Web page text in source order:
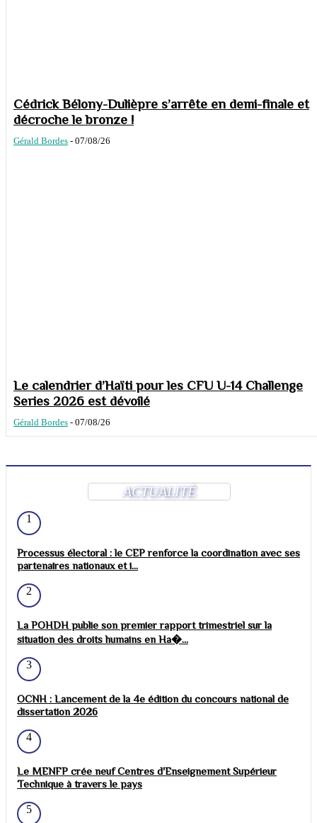
Cédrick Bélony-Dulièpre s’arrête en demi-finale et
décroche le bronze !
Gérald Bordes - 07/08/26
Le calendrier d’Haïti pour les CFU U-14 Challenge
Series 2026 est dévoilé
Gérald Bordes - 07/08/26
ACTUALITÉ
1
Processus électoral : le CEP renforce la coordination avec ses
partenaires nationaux et i...
2
La POHDH publie son premier rapport trimestriel sur la
situation des droits humains en Ha�...
3
OCNH : Lancement de la 4e édition du concours national de
dissertation 2026
4
Le MENFP crée neuf Centres d'Enseignement Supérieur
Technique à travers le pays
5